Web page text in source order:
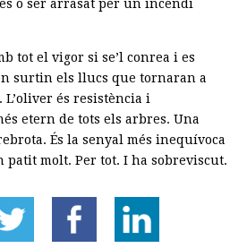
o ser arrasat per un incendi
tot el vigor si se’l conrea i es
surtin els llucs que tornaran a
és resistència i
etern de tots els arbres. Una
És la senyal més inequívoca
patit molt. Per tot. I ha sobreviscut.